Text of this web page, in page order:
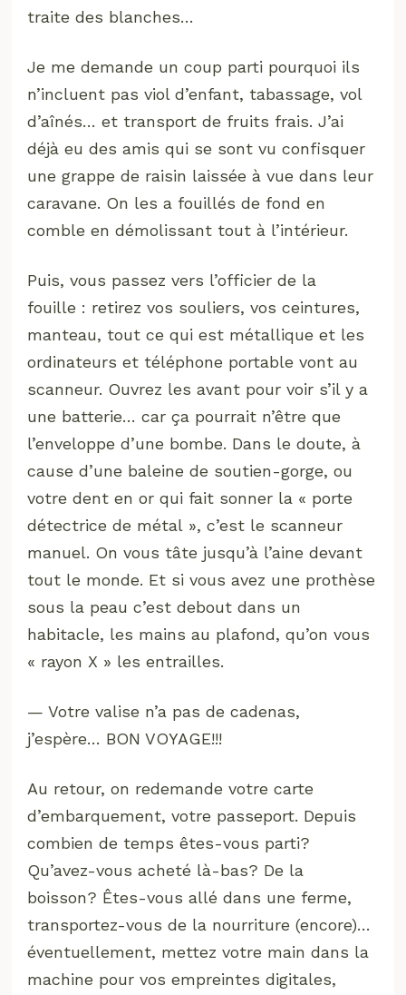
traite des blanches…
Je me demande un coup parti pourquoi ils
n’incluent pas viol d’enfant, tabassage, vol
d’aînés… et transport de fruits frais. J’ai
déjà eu des amis qui se sont vu confisquer
une grappe de raisin laissée à vue dans leur
caravane. On les a fouillés de fond en
comble en démolissant tout à l’intérieur.
Puis, vous passez vers l’officier de la
fouille : retirez vos souliers, vos ceintures,
manteau, tout ce qui est métallique et les
ordinateurs et téléphone portable vont au
scanneur. Ouvrez les avant pour voir s’il y a
une batterie… car ça pourrait n’être que
l’enveloppe d’une bombe. Dans le doute, à
cause d’une baleine de soutien-gorge, ou
votre dent en or qui fait sonner la « porte
détectrice de métal », c’est le scanneur
manuel. On vous tâte jusqu’à l’aine devant
tout le monde. Et si vous avez une prothèse
sous la peau c’est debout dans un
habitacle, les mains au plafond, qu’on vous
« rayon X » les entrailles.
— Votre valise n’a pas de cadenas,
j’espère… BON VOYAGE!!!
Au retour, on redemande votre carte
d’embarquement, votre passeport. Depuis
combien de temps êtes-vous parti?
Qu’avez-vous acheté là-bas? De la
boisson? Êtes-vous allé dans une ferme,
transportez-vous de la nourriture (encore)…
éventuellement, mettez votre main dans la
machine pour vos empreintes digitales,